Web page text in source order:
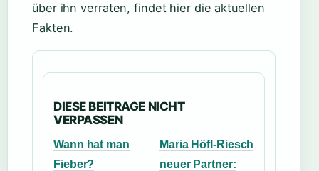
über ihn verraten, findet hier die aktuellen
Fakten.
DIESE BEITRAGE NICHT
VERPASSEN
Wann hat man
Fieber?
Maria Höfl-Riesch
neuer Partner: